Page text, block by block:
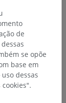
bíceps
estrutura
de
se opõe
base em
dessas